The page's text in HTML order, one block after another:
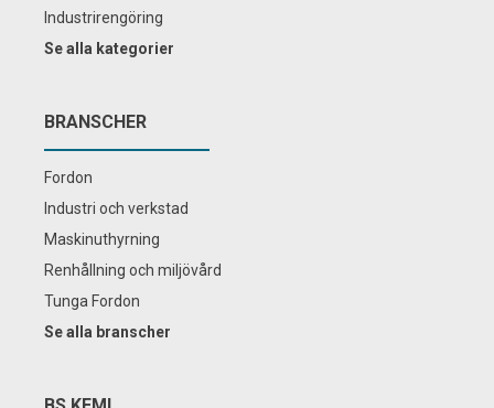
Industrirengöring
Se alla kategorier
BRANSCHER
Fordon
Industri och verkstad
Maskinuthyrning
Renhållning och miljövård
Tunga Fordon
Se alla branscher